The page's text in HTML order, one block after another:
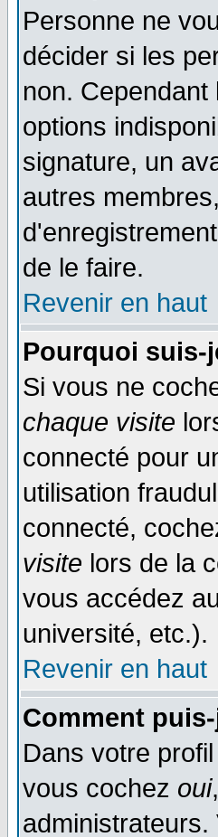
Personne ne
décider si les
non.
options
signature, un
autres
de le faire.
Revenir en haut
Pourquoi suis-
Si vous ne
chaque visite
connecté pour
utilisation
connecté,
visite lors de la
vous accédez
université, etc.).
Revenir en haut
Comment
Dans votre
vous cochez oui